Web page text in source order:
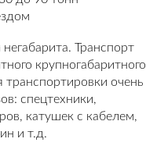
Транспорт
крупногабаритного
транспортировки очень
спецтехники,
катушек с кабелем,
и т.д.